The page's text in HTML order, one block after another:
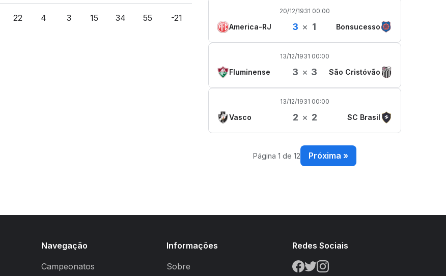
22 4 3 15 34 55 -21
20/12/1931 00:00
America-RJ 3 × 1 Bonsucesso
13/12/1931 00:00
Fluminense 3 × 3 São Cristóvão
13/12/1931 00:00
Vasco 2 × 2 SC Brasil
Página 1 de 12 Próxima »
Navegação
Campeonatos
Informações
Sobre
Redes Sociais